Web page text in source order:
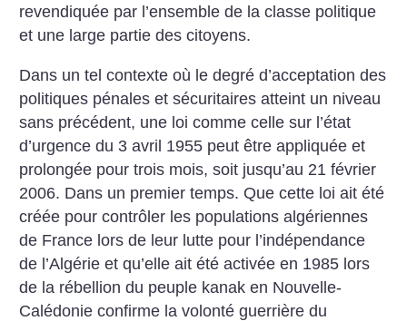
revendiquée par l’ensemble de la classe politique
et une large partie des citoyens.
Dans un tel contexte où le degré d’acceptation des
politiques pénales et sécuritaires atteint un niveau
sans précédent, une loi comme celle sur l’état
d’urgence du 3 avril 1955 peut être appliquée et
prolongée pour trois mois, soit jusqu’au 21 février
2006. Dans un premier temps. Que cette loi ait été
créée pour contrôler les populations algériennes
de France lors de leur lutte pour l’indépendance
de l’Algérie et qu’elle ait été activée en 1985 lors
de la rébellion du peuple kanak en Nouvelle-
Calédonie confirme la volonté guerrière du